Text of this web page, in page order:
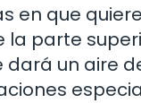
que
la parte
un aire